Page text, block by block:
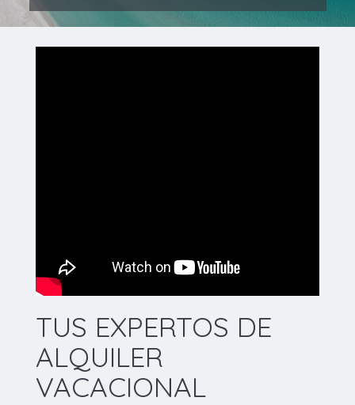
TUS EXPERTOS DE
ALQUILER
VACACIONAL